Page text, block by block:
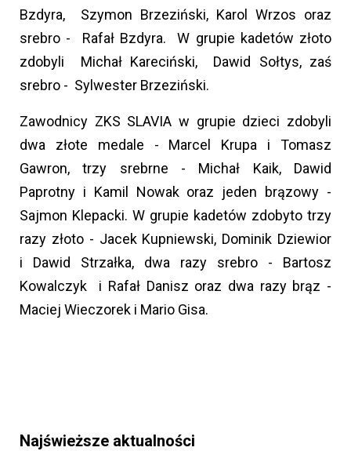
Bzdyra, Szymon Brzeziński, Karol Wrzos oraz
srebro - Rafał Bzdyra. W grupie kadetów złoto
zdobyli Michał Kareciński, Dawid Sołtys, zaś
srebro - Sylwester Brzeziński.
Zawodnicy ZKS SLAVIA w grupie dzieci zdobyli
dwa złote medale - Marcel Krupa i Tomasz
Gawron, trzy srebrne - Michał Kaik, Dawid
Paprotny i Kamil Nowak oraz jeden brązowy -
Sajmon Klepacki. W grupie kadetów zdobyto trzy
razy złoto - Jacek Kupniewski, Dominik Dziewior
i Dawid Strzałka, dwa razy srebro - Bartosz
Kowalczyk i Rafał Danisz oraz dwa razy brąz -
Maciej Wieczorek i Mario Gisa.
Najświeższe aktualności